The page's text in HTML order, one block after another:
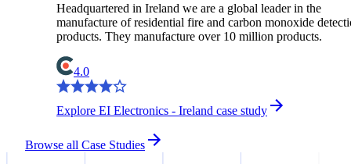
Headquartered in Ireland we are a global leader in the
manufacture of residential fire and carbon monoxide
products. They manufacture over 10 million products.
4.0
Explore EI Electronics - Ireland case study
Browse all Case Studies